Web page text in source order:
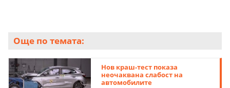
Още по темата:
Нов краш-тест показа
неочаквана слабост на
автомобилите